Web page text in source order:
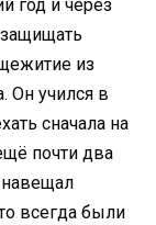
год и через
из
Он учился в
сначала на
почти два
навещал
всегда были